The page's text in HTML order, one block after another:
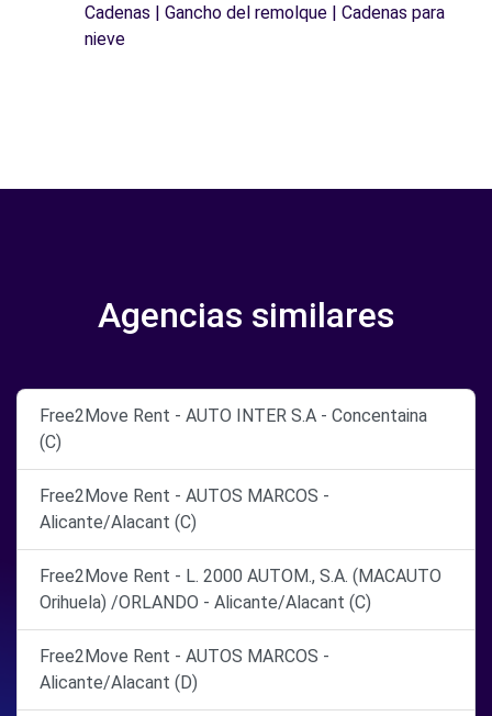
Cadenas | Gancho del remolque | Cadenas para
nieve
Agencias similares
Free2Move Rent - AUTO INTER S.A - Concentaina
(C)
Free2Move Rent - AUTOS MARCOS -
Alicante/Alacant (C)
Free2Move Rent - L. 2000 AUTOM., S.A. (MACAUTO
Orihuela) /ORLANDO - Alicante/Alacant (C)
Free2Move Rent - AUTOS MARCOS -
Alicante/Alacant (D)